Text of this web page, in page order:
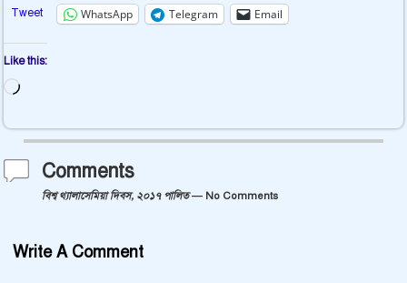
Tweet
WhatsApp Telegram Email
Like this:
Comments
বিশ্ব থ্যালাসেমিয়া দিবস, ২০১৭ পালিত— No Comments
Write A Comment